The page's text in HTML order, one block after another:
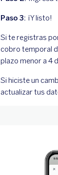
Paso 3: ¡Y listo!
Si te registras
cobro temporal
plazo menor a 4
Si hiciste un
actualizar tus